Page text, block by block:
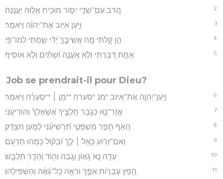
2 הֲ֭רֹב עִם־שַׁדַּ֣י יִסּ֑וֹר מוֹכִ֖יחַ אֱל֣וֹהַּ יַעֲנֶֽנָּה׃
3 וַיַּ֖עַן אִיּ֥וֹב אֶת־יְהוָ֗ה וַיֹּאמַֽר׃
4 הֵ֣ן קַ֭לֹּתִי מָ֣ה אֲשִׁיבֶ֑ךָּ יָ֝דִ֗י שַׂ֣מְתִּי לְמוֹ־פִֽי׃
5 אַחַ֣ת דִּ֭בַּרְתִּי וְלֹ֣א אֶֽעֱנֶ֑ה וּ֝שְׁתַּ֗יִם וְלֹ֣א אוֹסִֽיף׃
Job se prendrait-il pour Dieu?
6 וַיַּֽעַן־יְהוָ֣ה אֶת־אִ֭יּוֹב *מנ *סערה **מִ֥ן ׀ **סְעָרָ֗ה וַיֹּאמַֽר׃
7 אֱזָר־נָ֣א כְגֶ֣בֶר חֲלָצֶ֑יךָ אֶ֝שְׁאָלְךָ֗ וְהוֹדִיעֵֽנִי׃
8 הַ֭אַף תָּפֵ֣ר מִשְׁפָּטִ֑י תַּ֝רְשִׁיעֵ֗נִי לְמַ֣עַן תִּצְדָּֽק׃
9 וְאִם־זְר֖וֹעַ כָּאֵ֥ל ׀ לָ֑ךְ וּ֝בְק֗וֹל כָּמֹ֥הוּ תַרְעֵֽם׃
10 עֲדֵ֥ה נָ֣א גָֽא֣וֹן וָגֹ֑בַהּ וְה֖וֹד וְהָדָ֣ר תִּלְבָּֽשׁ׃
11 הָ֭פֵץ עֶבְר֣וֹת אַפֶּ֑ךָ וּרְאֵ֥ה כָל־גֵּ֝אֶ֗ה וְהַשְׁפִּילֵֽהוּ׃